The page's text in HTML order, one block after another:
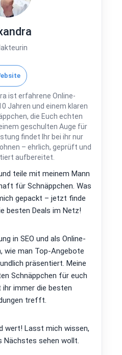
ist erfahrene Online-
Jahren und einem klaren
die Euch echten
geschulten Auge für
findet Ihr bei ihr nur
– ehrlich, geprüft und
aufbereitet.
teile mit meinem Mann
für Schnäppchen. Was
gepackt – jetzt finde
besten Deals im Netz!
in SEO und als Online-
wie man Top-Angebote
präsentiert. Meine
Schnäppchen für euch
immer die besten
trefft.
wert! Lasst mich wissen,
Nächstes sehen wollt.